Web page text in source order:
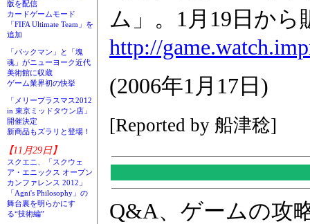
版を配信
カードゲームモード
「FIFA Ultimate Team」を
追加
「パックマン」と「塊
魂」がニューヨーク近代
美術館に収蔵
ゲーム業界初の快挙
「メリープラスマス2012
in 東京ミッドタウン店」
開催決定
新商品もズラリと登場！
【11月29日】
スクエニ、「スクウェ
ア・エニックス オープン
カンファレンス 2012」
「Agni's Philosophy」の
舞台裏を明らかにす
る“技術編”
ム」。1月19日から
http://
(2006年1月17日)
[Reported by 船津稔]
Q&A、ゲームの攻